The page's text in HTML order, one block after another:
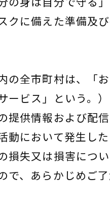
の身は自分で守る
クに備えた準備及
の全市町村は、「
ービス」という。
提供情報および配
動において発生し
損失又は損害につ
で、あらかじめご